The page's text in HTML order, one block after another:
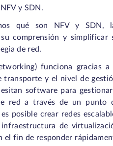
y SDN.
qué son NFV y SDN,
comprensión y simplificar
de red.
funciona gracias a
transporte y el nivel de
software para
red a través de un punto
posible crear redes
de
el fin de responder